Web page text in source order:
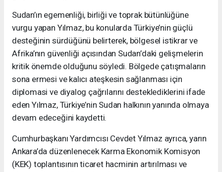
Sudan’ın egemenliği, birliği ve toprak bütünlüğüne
vurgu yapan Yılmaz, bu konularda Türkiye’nin güçlü
desteğinin sürdüğünü belirterek, bölgesel istikrar ve
Afrika’nın güvenliği açısından Sudan’daki gelişmelerin
kritik önemde olduğunu söyledi. Bölgede çatışmaların
sona ermesi ve kalıcı ateşkesin sağlanması için
diplomasi ve diyalog çağrılarını desteklediklerini ifade
eden Yılmaz, Türkiye’nin Sudan halkının yanında olmaya
devam edeceğini kaydetti.
Cumhurbaşkanı Yardımcısı Cevdet Yılmaz ayrıca, yarın
Ankara’da düzenlenecek Karma Ekonomik Komisyon
(KEK) toplantısının ticaret hacminin artırılması ve